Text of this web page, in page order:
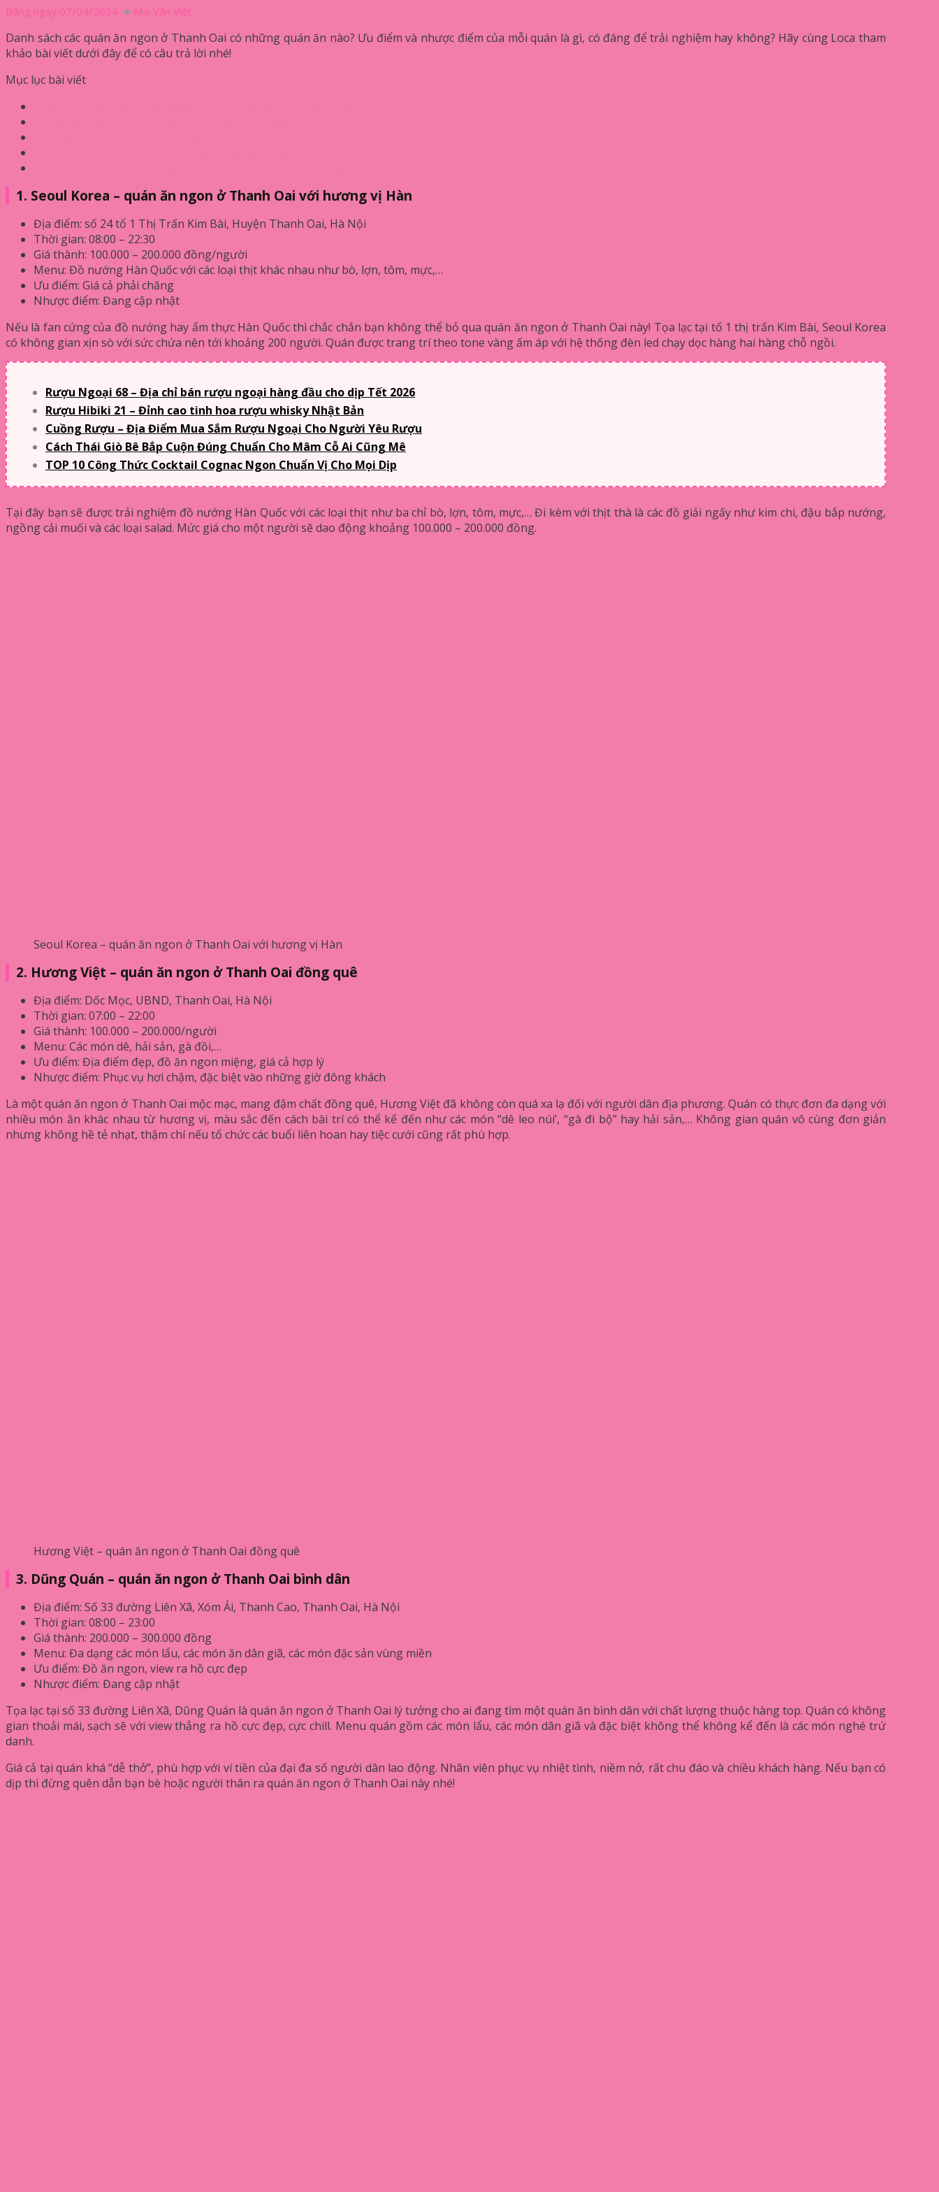
Đăng ngày 07/04/2024 Mai Văn Việt
Danh sách các quán ăn ngon ở Thanh Oai có những quán ăn nào? Ưu điểm và nhược điểm của mỗi quán là gì, có đáng để trải nghiệm hay không? Hãy cùng Loca tham
khảo bài viết dưới đây để có câu trả lời nhé!
Mục lục bài viết
1. Seoul Korea – quán ăn ngon ở Thanh Oai với hương vị Hàn
Địa điểm: số 24 tổ 1 Thị Trấn Kim Bài, Huyện Thanh Oai, Hà Nội
Thời gian: 08:00 – 22:30
Giá thành: 100.000 – 200.000 đồng/người
Menu: Đồ nướng Hàn Quốc với các loại thịt khác nhau như bò, lợn, tôm, mực,…
Ưu điểm: Giá cả phải chăng
Nhược điểm: Đang cập nhật
Nếu là fan cứng của đồ nướng hay ẩm thực Hàn Quốc thì chắc chắn bạn không thể bỏ qua quán ăn ngon ở Thanh Oai này! Tọa lạc tại tổ 1 thị trấn Kim Bài, Seoul Korea
có không gian xịn sò với sức chứa nên tới khoảng 200 người. Quán được trang trí theo tone vàng ấm áp với hệ thống đèn led chạy dọc hàng hai hàng chỗ ngồi.
Rượu Ngoại 68 – Địa chỉ bán rượu ngoại hàng đầu cho dịp Tết 2026
Rượu Hibiki 21 – Đỉnh cao tinh hoa rượu whisky Nhật Bản
Cuồng Rượu – Địa Điểm Mua Sắm Rượu Ngoại Cho Người Yêu Rượu
Cách Thái Giò Bê Bắp Cuộn Đúng Chuẩn Cho Mâm Cỗ Ai Cũng Mê
TOP 10 Công Thức Cocktail Cognac Ngon Chuẩn Vị Cho Mọi Dịp
Tại đây bạn sẽ được trải nghiệm đồ nướng Hàn Quốc với các loại thịt như ba chỉ bò, lợn, tôm, mực,… Đi kèm với thịt thà là các đồ giải ngấy như kim chi, đậu bắp nướng,
ngồng cải muối và các loại salad. Mức giá cho một người sẽ dao động khoảng 100.000 – 200.000 đồng.
Seoul Korea – quán ăn ngon ở Thanh Oai với hương vị Hàn
2. Hương Việt – quán ăn ngon ở Thanh Oai đồng quê
Địa điểm: Dốc Mọc, UBND, Thanh Oai, Hà Nội
Thời gian: 07:00 – 22:00
Giá thành: 100.000 – 200.000/người
Menu: Các món dê, hải sản, gà đồi,…
Ưu điểm: Địa điểm đẹp, đồ ăn ngon miệng, giá cả hợp lý
Nhược điểm: Phục vụ hơi chậm, đặc biệt vào những giờ đông khách
Là một quán ăn ngon ở Thanh Oai mộc mạc, mang đậm chất đồng quê, Hương Việt đã không còn quá xa lạ đối với người dân địa phương. Quán có thực đơn đa dạng với
nhiều món ăn khác nhau từ hương vị, màu sắc đến cách bài trí có thể kể đến như các món “dê leo núi’, “gà đi bộ” hay hải sản,… Không gian quán vô cùng đơn giản
nhưng không hề tẻ nhạt, thậm chí nếu tổ chức các buổi liên hoan hay tiệc cưới cũng rất phù hợp.
Hương Việt – quán ăn ngon ở Thanh Oai đồng quê
3. Dũng Quán – quán ăn ngon ở Thanh Oai bình dân
Địa điểm: Số 33 đường Liên Xã, Xóm Ải, Thanh Cao, Thanh Oai, Hà Nội
Thời gian: 08:00 – 23:00
Giá thành: 200.000 – 300.000 đồng
Menu: Đa dạng các món lẩu, các món ăn dân giã, các món đặc sản vùng miền
Ưu điểm: Đồ ăn ngon, view ra hồ cực đẹp
Nhược điểm: Đang cập nhật
Tọa lạc tại số 33 đường Liên Xã, Dũng Quán là quán ăn ngon ở Thanh Oai lý tưởng cho ai đang tìm một quán ăn bình dân với chất lượng thuộc hàng top. Quán có không
gian thoải mái, sạch sẽ với view thẳng ra hồ cực đẹp, cực chill. Menu quán gồm các món lẩu, các món dân giã và đặc biệt không thể không kể đến là các món nghé trứ
danh.
Giá cả tại quán khá “dễ thở”, phù hợp với ví tiền của đại đa số người dân lao động. Nhân viên phục vụ nhiệt tình, niềm nở, rất chu đáo và chiều khách hàng. Nếu bạn có
dịp thì đừng quên dẫn bạn bè hoặc người thân ra quán ăn ngon ở Thanh Oai này nhé!